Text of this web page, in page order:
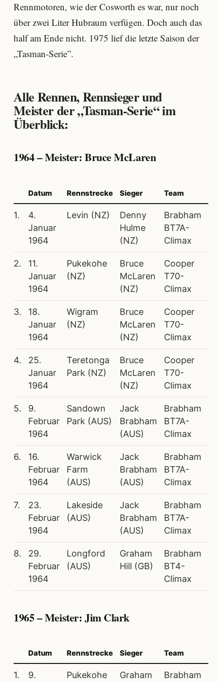
Rennmotoren, wie der Cosworth es war, nur noch
über zwei Liter Hubraum verfügen. Doch auch das
half am Ende nicht. 1975 lief die letzte Saison der
„Tasman-Serie”.
Alle Rennen, Rennsieger und
Meister der „Tasman-Serie“ im
Überblick:
1964 – Meister: Bruce McLaren
Datum Rennstrecke Sieger Team
1.
4.
Januar
1964
Levin (NZ)
Denny
Hulme
(NZ)
Brabham
BT7A-
Climax
2.
11.
Januar
1964
Pukekohe
(NZ)
Bruce
McLaren
(NZ)
Cooper
T70-
Climax
3.
18.
Januar
1964
Wigram
(NZ)
Bruce
McLaren
(NZ)
Cooper
T70-
Climax
4.
25.
Januar
1964
Teretonga
Park (NZ)
Bruce
McLaren
(NZ)
Cooper
T70-
Climax
5.
9.
Februar
1964
Sandown
Park (AUS)
Jack
Brabham
(AUS)
Brabham
BT7A-
Climax
6.
16.
Februar
1964
Warwick
Farm
(AUS)
Jack
Brabham
(AUS)
Brabham
BT7A-
Climax
7.
23.
Februar
1964
Lakeside
(AUS)
Jack
Brabham
(AUS)
Brabham
BT7A-
Climax
8.
29.
Februar
1964
Longford
(AUS)
Graham
Hill (GB)
Brabham
BT4-
Climax
1965 – Meister: Jim Clark
Datum Rennstrecke Sieger Team
1. 9. Pukekohe Graham Brabham